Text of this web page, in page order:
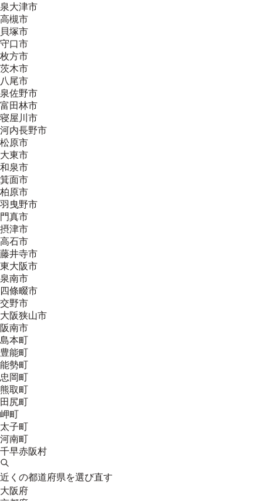
泉大津市
高槻市
貝塚市
守口市
枚方市
茨木市
八尾市
泉佐野市
富田林市
寝屋川市
河内長野市
松原市
大東市
和泉市
箕面市
柏原市
羽曳野市
門真市
摂津市
高石市
藤井寺市
東大阪市
泉南市
四條畷市
交野市
大阪狭山市
阪南市
島本町
豊能町
能勢町
忠岡町
熊取町
田尻町
岬町
太子町
河南町
千早赤阪村
近くの都道府県を選び直す
大阪府